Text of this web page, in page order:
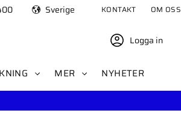
Sverige KONTAKT OM OSS
Logga in
MER NYHETER